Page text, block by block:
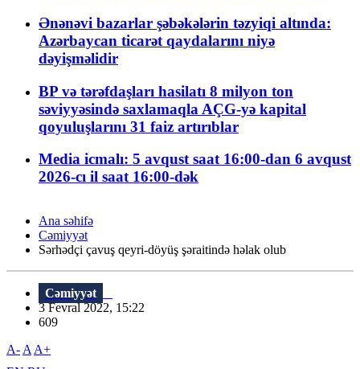
Ənənəvi bazarlar şəbəkələrin təzyiqi altında:
Azərbaycan ticarət qaydalarını niyə
dəyişməlidir
BP və tərəfdaşları hasilatı 8 milyon ton
səviyyəsində saxlamaqla AÇG-yə kapital
qoyuluşlarını 31 faiz artırıblar
Media icmalı: 5 avqust saat 16:00-dan 6 avqust
2026-cı il saat 16:00-dək
Ana səhifə
Cəmiyyət
Sərhədçi çavuş qeyri-döyüş şəraitində həlak olub
Cəmiyyət
3 Fevral 2022, 15:22
609
A- A A+